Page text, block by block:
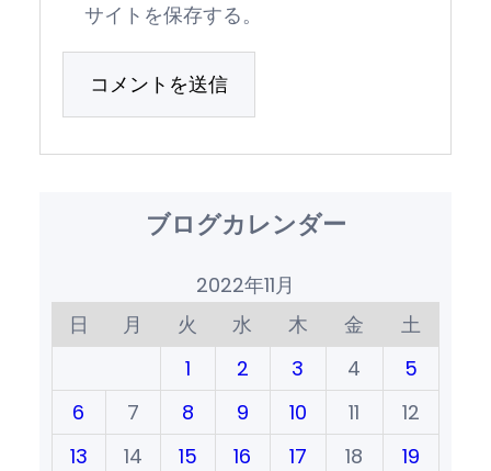
サイトを保存する。
ブログカレンダー
2022年11月
日
月 火 水 木 金
土
1
2 3 4
5
6
7 8 9 10 11
12
13
14 15 16 17 18
19